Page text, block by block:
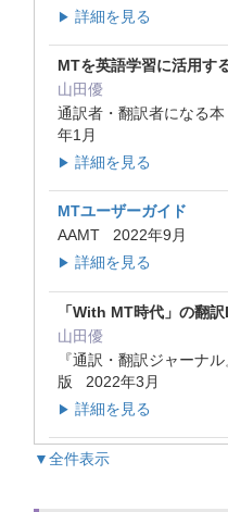
▶ 詳細を見る
MTを英語学習に活用す
山田優
通訳者・翻訳者になる
年1月
▶ 詳細を見る
MTユーザーガイド
AAMT 2022年9月
▶ 詳細を見る
「With MT時代」の翻訳
山田優
『通訳・翻訳ジャーナ
版 2022年3月
▶ 詳細を見る
▼全件表示